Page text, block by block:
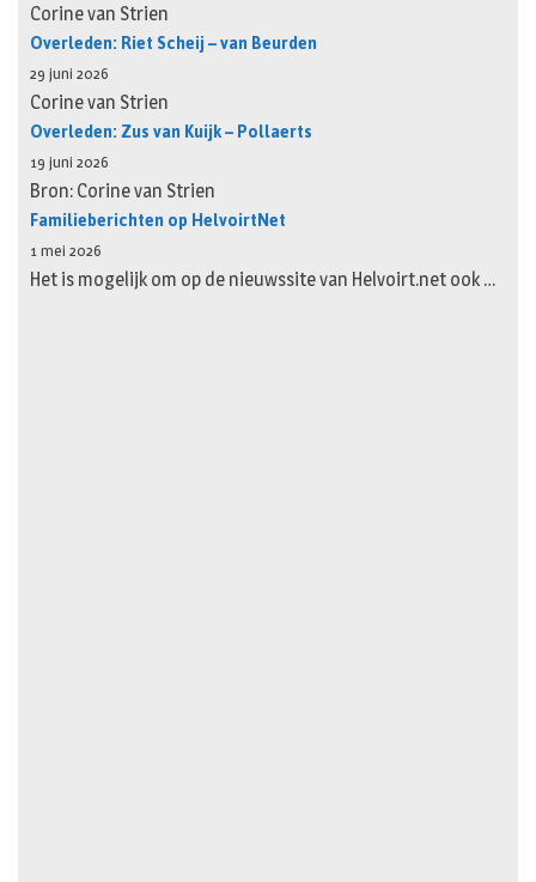
Corine van Strien
Overleden: Riet Scheij – van Beurden
29 juni 2026
Corine van Strien
Overleden: Zus van Kuijk – Pollaerts
19 juni 2026
Bron: Corine van Strien
Familieberichten op HelvoirtNet
1 mei 2026
Het is mogelijk om op de nieuwssite van Helvoirt.net ook …